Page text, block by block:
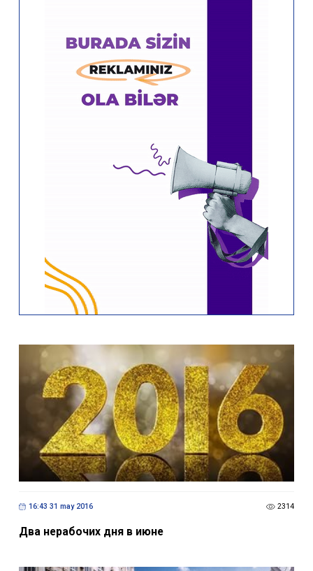
16:43 31 may 2016 2314
Два нерабочих дня в июне